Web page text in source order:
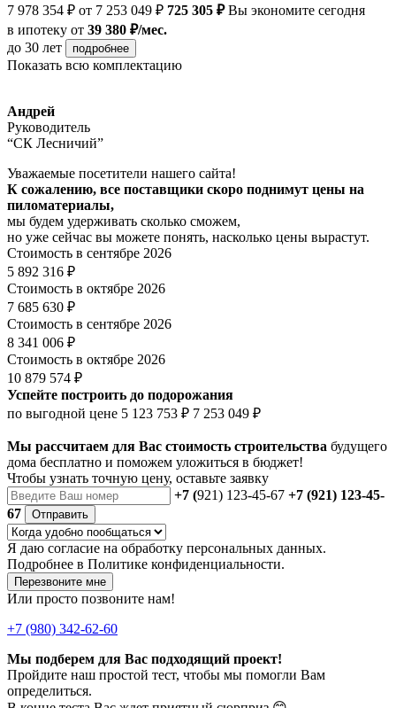
7 978 354 ₽ от 7 253 049 ₽ 725 305 ₽Вы экономите сегодня
в ипотеку от 39 380 ₽/мес.
до 30 лет
подробнее
Показать всю комплектацию
Андрей
Руководитель
“СК Лесничий”
Уважаемые посетители нашего сайта!
К сожалению, все поставщики скоро поднимут цены на
пиломатериалы,
мы будем удерживать сколько сможем,
но уже сейчас вы можете понять, насколько цены вырастут.
Стоимость в сентябре 2026
5 892 316 ₽
Стоимость в октябре 2026
7 685 630 ₽
Стоимость в сентябре 2026
8 341 006 ₽
Стоимость в октябре 2026
10 879 574 ₽
Успейте построить до подорожания
по выгодной цене 5 123 753 ₽ 7 253 049 ₽
Мы рассчитаем для Вас стоимость строительства будущего
дома бесплатно и поможем уложиться в бюджет!
Чтобы узнать точную цену, оставьте заявку
+7 (921) 123-45-67 +7 (921) 123-45-
67
Отправить
Я даю согласие на обработку персональных данных.
Подробнее в Политике конфиденциальности.
Перезвоните мне
Или просто позвоните нам!
+7 (980) 342-62-60
Мы подберем для Вас подходящий проект!
Пройдите наш простой тест, чтобы мы помогли Вам
определиться.